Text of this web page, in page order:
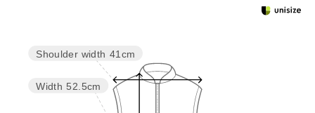
Width 52.5cm
Shoulder width 41cm